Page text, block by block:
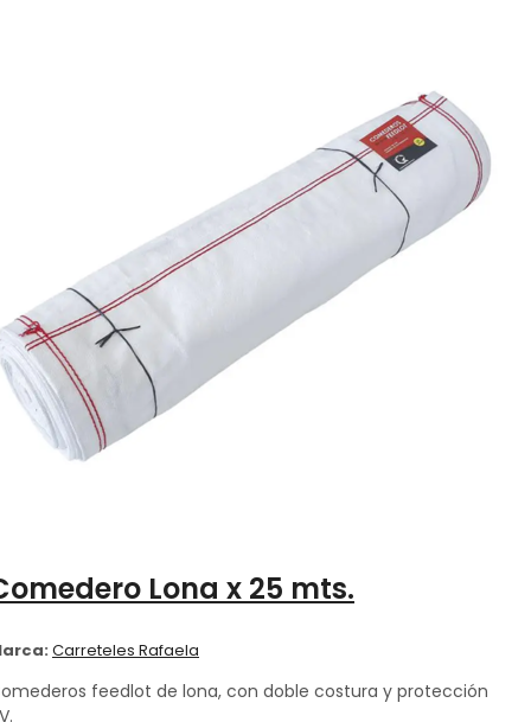
Lona x 25 mts.
Carreteles Rafaela
feedlot de lona, con doble costura y protección